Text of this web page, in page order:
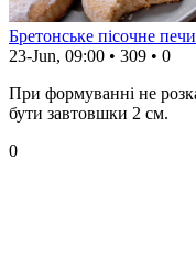
Бретонське пісочне
23-Jun, 09:00 • 309 • 0
При формуванні не
бути завтовшки 2 см.
0